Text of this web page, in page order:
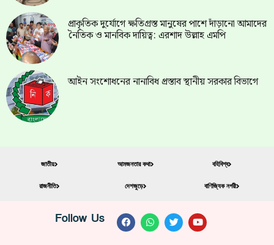
প্রাকৃতিক দুর্যোগে ক্ষতিগ্রস্ত মানুষের পাশে দাঁড়ানো আমাদের
নৈতিক ও মানবিক দায়িত্ব: এরশাদ উল্লাহ এমপি
আইন সংশোধনের নানাবিধ প্রস্তাব স্থানীয় সরকার বিভাগে
জাতীয়
রাজনীতি
আমজনতার কথা
দেশজুড়ে
বহিবিশ্ব
বাণিজ্যিক নগরী
Follow Us